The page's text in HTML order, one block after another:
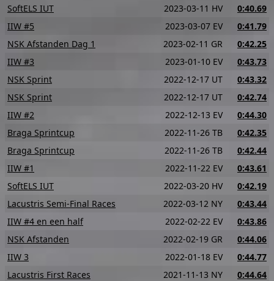
SoftELS IUT
2023-03-11 HV 0:40.69
IIW #5
2023-03-07 EV 0:41.79
NSK Afstanden Dag 1
2023-02-11 GR 0:42.25
IIW #3
2023-01-10 EV 0:43.73
NSK Sprint
2022-12-17 UT 0:43.32
NSK Sprint
2022-12-17 UT 0:42.74
IIW #2
2022-12-13 EV 0:44.30
Braga Sprintcup
2022-11-26 TB 0:42.35
Braga Sprintcup
2022-11-26 TB 0:42.44
IIW #1
2022-11-22 EV 0:43.61
SoftELS IUT
2022-03-20 HV 0:42.19
Lacustris Semi-Final Races
2022-03-12 NY 0:43.44
IIW #4 en een half
2022-02-22 EV 0:43.86
NSK Afstanden
2022-02-19 GR 0:44.06
IIW 3
2022-01-18 EV 0:44.77
Lacustris First Races
2021-11-13 NY 0:44.64